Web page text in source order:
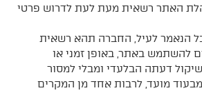
האתר רשאית מעת לעת לדרוש פרטי
הנאמר לעיל, החברה תהא רשאית
להשתמש באתר, באופן זמני או
דעתה הבלעדי ומבלי למסור
מועד, לרבות אחד מן המקרים